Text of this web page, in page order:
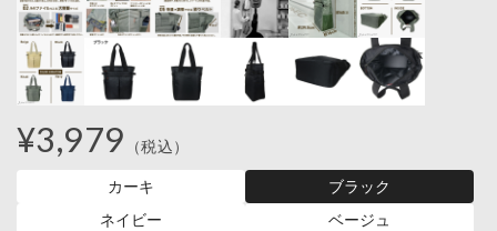
¥3,979 （税込）
カーキ
ブラック
ネイビー
ベージュ